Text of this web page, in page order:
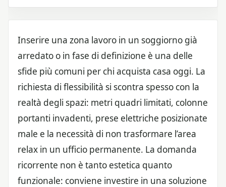
Inserire una zona lavoro in un soggiorno già
arredato o in fase di definizione è una delle
sfide più comuni per chi acquista casa oggi. La
richiesta di flessibilità si scontra spesso con la
realtà degli spazi: metri quadri limitati, colonne
portanti invadenti, prese elettriche posizionate
male e la necessità di non trasformare l’area
relax in un ufficio permanente. La domanda
ricorrente non è tanto estetica quanto
funzionale: conviene investire in una soluzione